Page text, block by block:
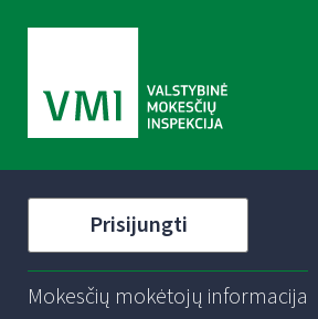
Prisijungti
Mokesčių mokėtojų informacija